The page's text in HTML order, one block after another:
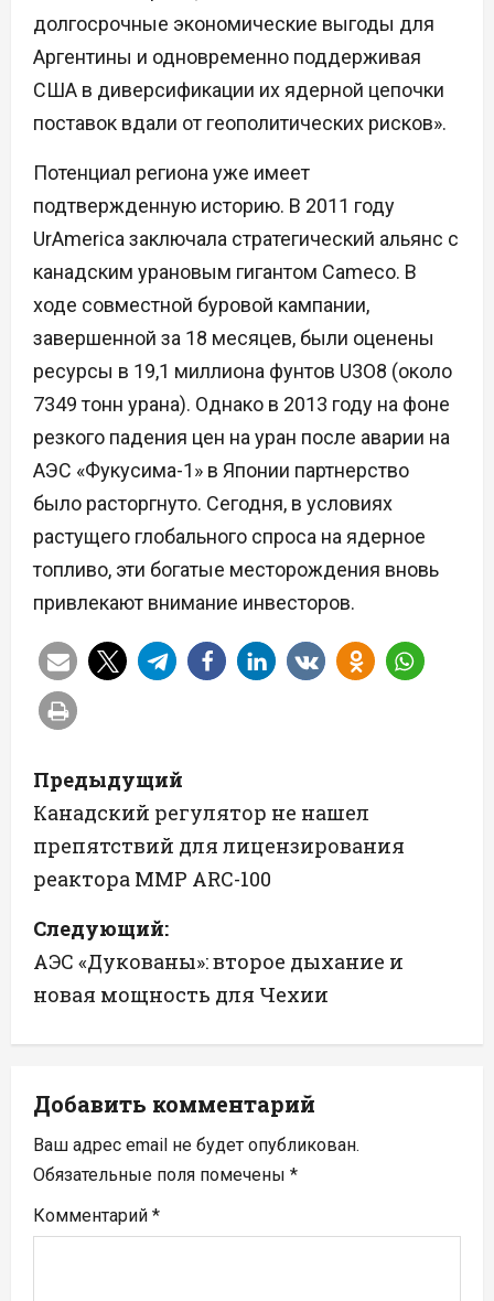
долгосрочные экономические выгоды для
Аргентины и одновременно поддерживая
США в диверсификации их ядерной цепочки
поставок вдали от геополитических рисков».
Потенциал региона уже имеет
подтвержденную историю. В 2011 году
UrAmerica заключала стратегический альянс с
канадским урановым гигантом Cameco. В
ходе совместной буровой кампании,
завершенной за 18 месяцев, были оценены
ресурсы в 19,1 миллиона фунтов U3O8 (около
7349 тонн урана). Однако в 2013 году на фоне
резкого падения цен на уран после аварии на
АЭС «Фукусима-1» в Японии партнерство
было расторгнуто. Сегодня, в условиях
растущего глобального спроса на ядерное
топливо, эти богатые месторождения вновь
привлекают внимание инвесторов.
Н
а
в
г
а
ц
и
я
п
о
Предыдущий
Канадский регулятор не нашел
препятствий для лицензирования
реактора ММР ARC-100
Следующий:
АЭС «Дукованы»: второе дыхание и
новая мощность для Чехии
Добавить комментарий
Ваш адрес email не будет опубликован.
Обязательные поля помечены *
Комментарий *